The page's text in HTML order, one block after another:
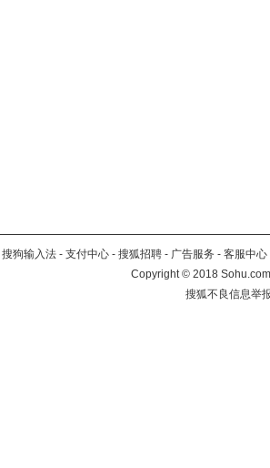
搜狗输入法 - 支付中心 - 搜狐招聘 - 广告服务 - 客服中心
Copyright©2018
搜狐不良信息举